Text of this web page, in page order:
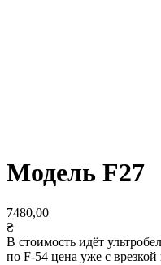
Модель F27
7480,00
₴
В стоимость идёт
по F-54 цена уже с